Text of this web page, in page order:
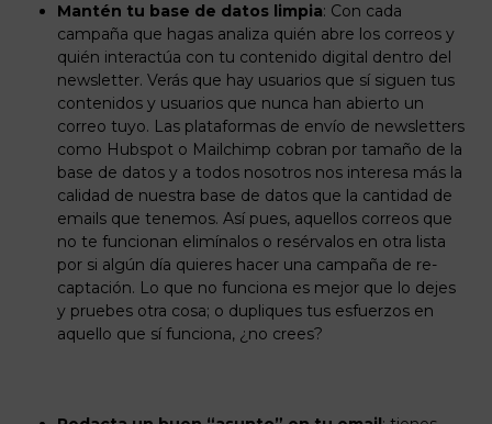
Mantén tu base de datos limpia: Con cada
campaña que hagas analiza quién abre los correos y
quién interactúa con tu contenido digital dentro del
newsletter. Verás que hay usuarios que sí siguen tus
contenidos y usuarios que nunca han abierto un
correo tuyo. Las plataformas de envío de newsletters
como Hubspot o Mailchimp cobran por tamaño de la
base de datos y a todos nosotros nos interesa más la
calidad de nuestra base de datos que la cantidad de
emails que tenemos. Así pues, aquellos correos que
no te funcionan elimínalos o resérvalos en otra lista
por si algún día quieres hacer una campaña de re-
captación. Lo que no funciona es mejor que lo dejes
y pruebes otra cosa; o dupliques tus esfuerzos en
aquello que sí funciona, ¿no crees?